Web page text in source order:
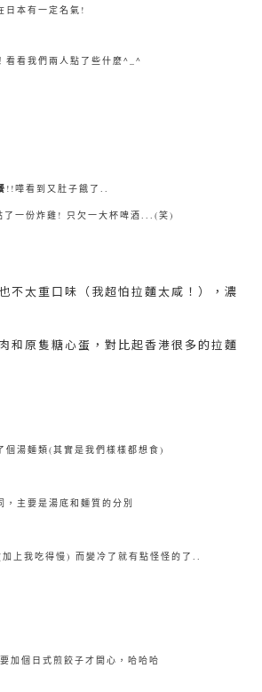
日本有一定名氣!
看看我們兩人點了些什麼^_^
!!嘩看到又肚子餓了..
了一份炸雞! 只欠一大杯啤酒...(笑)
不太重口味（我超怕拉麵太咸！），濃
和原隻糖心蛋，對比起香港很多的拉麵
個湯麵類(其實是我們樣樣都想食)
，主要是湯底和麵質的分別
上我吃得慢) 而變冷了就有點怪怪的了..
加個日式煎餃子才開心，哈哈哈